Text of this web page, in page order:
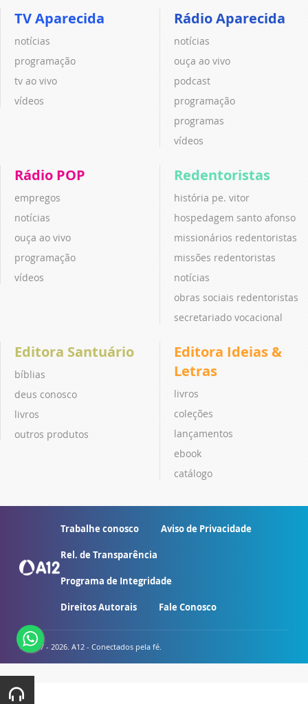
TV Aparecida
notícias
programação
tv ao vivo
vídeos
Rádio Aparecida
notícias
ouça ao vivo
podcast
programação
programas
vídeos
Rádio POP
empregos
notícias
ouça ao vivo
programação
vídeos
Redentoristas
história pe. vitor
hospedagem santo afonso
missionários redentoristas
missões redentoristas
notícias
obras sociais redentoristas
secretariado vocacional
Editora Santuário
bíblias
deus conosco
livros
outros produtos
Editora Ideias &
Letras
livros
coleções
lançamentos
ebook
catálogo
Trabalhe conosco Aviso de Privacidade
Rel. de Transparência
Programa de Integridade
Direitos Autorais Fale Conosco
© 2007 - 2026. A12 - Conectados pela fé.